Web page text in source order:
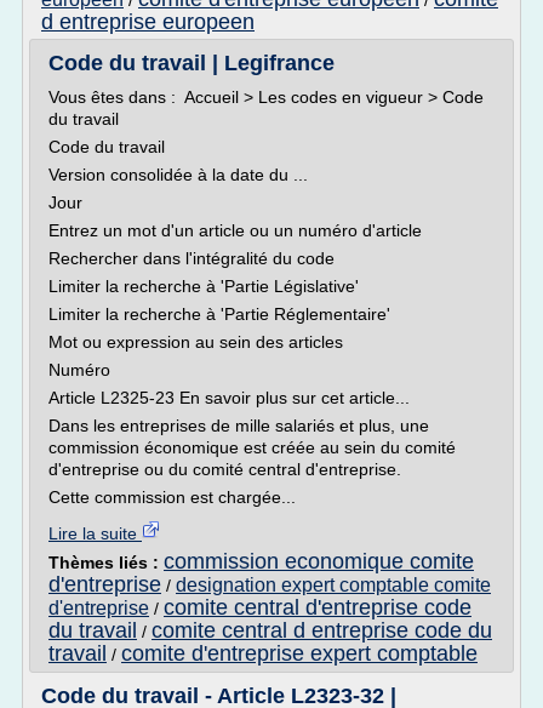
d entreprise europeen
Code du travail | Legifrance
Vous êtes dans : Accueil > Les codes en vigueur > Code
du travail
Code du travail
Version consolidée à la date du ...
Jour
Entrez un mot d'un article ou un numéro d'article
Rechercher dans l'intégralité du code
Limiter la recherche à 'Partie Législative'
Limiter la recherche à 'Partie Réglementaire'
Mot ou expression au sein des articles
Numéro
Article L2325-23 En savoir plus sur cet article...
Dans les entreprises de mille salariés et plus, une
commission économique est créée au sein du comité
d'entreprise ou du comité central d'entreprise.
Cette commission est chargée...
Lire la suite
Thèmes liés : commission economique comite
d'entreprise / designation expert comptable comite
d'entreprise / comite central d'entreprise code
du travail / comite central d entreprise code du
travail / comite d'entreprise expert comptable
Code du travail - Article L2323-32 |